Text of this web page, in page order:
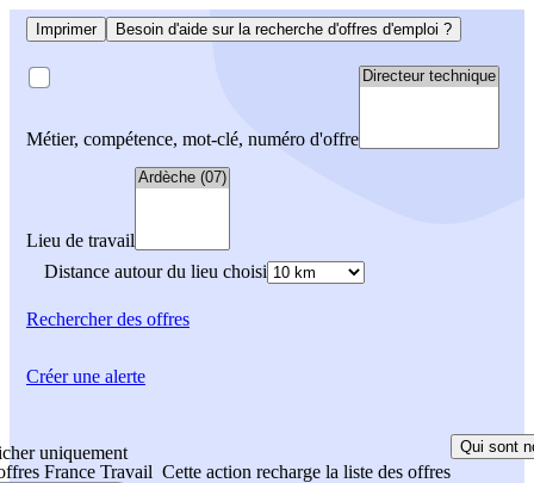
Imprimer Besoin d'aide sur la recherche d'offres d'emploi ?
Métier, compétence, mot-clé, numéro d'offre
Lieu de travail
Distance autour du lieu choisi
Rechercherdes offres
uniquement
France Travail Cette action recharge la liste des offres
Qui sont
Créer une alerte